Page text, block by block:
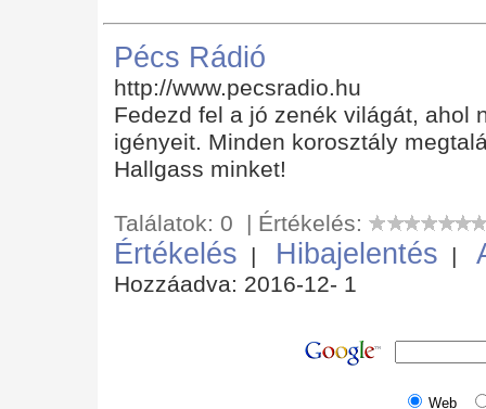
Pécs Rádió
http://www.pecsradio.hu
Fedezd fel a jó zenék világát, ahol
igényeit. Minden korosztály
Hallgass minket!
Találatok: 0 | Értékelés:
Értékelés | Hibajelentés |
Hozzáadva: 2016-12- 1
Web